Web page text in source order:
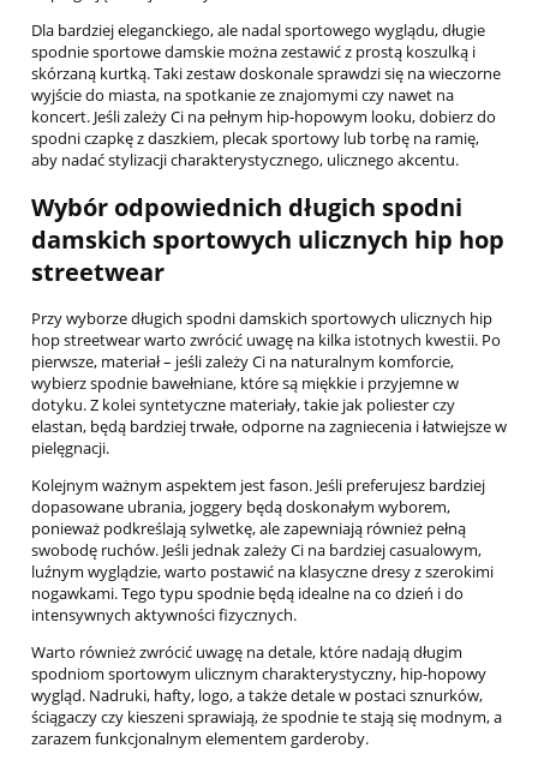
Dla bardziej eleganckiego, ale nadal sportowego wyglądu, długie
spodnie sportowe damskie można zestawić z prostą koszulką i
skórzaną kurtką. Taki zestaw doskonale sprawdzi się na wieczorne
wyjście do miasta, na spotkanie ze znajomymi czy nawet na
koncert. Jeśli zależy Ci na pełnym hip-hopowym looku, dobierz do
spodni czapkę z daszkiem, plecak sportowy lub torbę na ramię,
aby nadać stylizacji charakterystycznego, ulicznego akcentu.
Wybór odpowiednich długich spodni
damskich sportowych ulicznych hip hop
streetwear
Przy wyborze długich spodni damskich sportowych ulicznych hip
hop streetwear warto zwrócić uwagę na kilka istotnych kwestii. Po
pierwsze, materiał – jeśli zależy Ci na naturalnym komforcie,
wybierz spodnie bawełniane, które są miękkie i przyjemne w
dotyku. Z kolei syntetyczne materiały, takie jak poliester czy
elastan, będą bardziej trwałe, odporne na zagniecenia i łatwiejsze w
pielęgnacji.
Kolejnym ważnym aspektem jest fason. Jeśli preferujesz bardziej
dopasowane ubrania, joggery będą doskonałym wyborem,
ponieważ podkreślają sylwetkę, ale zapewniają również pełną
swobodę ruchów. Jeśli jednak zależy Ci na bardziej casualowym,
luźnym wyglądzie, warto postawić na klasyczne dresy z szerokimi
nogawkami. Tego typu spodnie będą idealne na co dzień i do
intensywnych aktywności fizycznych.
Warto również zwrócić uwagę na detale, które nadają długim
spodniom sportowym ulicznym charakterystyczny, hip-hopowy
wygląd. Nadruki, hafty, logo, a także detale w postaci sznurków,
ściągaczy czy kieszeni sprawiają, że spodnie te stają się modnym, a
zarazem funkcjonalnym elementem garderoby.